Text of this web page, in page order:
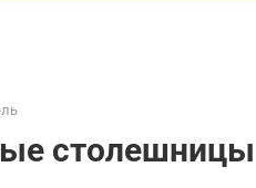
столешницы